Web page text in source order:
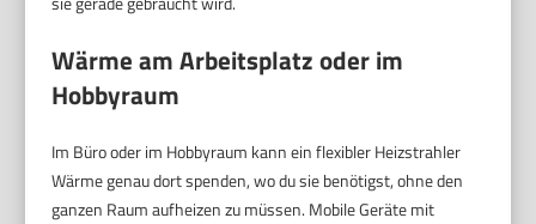
Wärme am Arbeitsplatz oder im
Hobbyraum
Im Büro oder im Hobbyraum kann ein flexibler Heizstrahler
Wärme genau dort spenden, wo du sie benötigst, ohne den
ganzen Raum aufheizen zu müssen. Mobile Geräte mit